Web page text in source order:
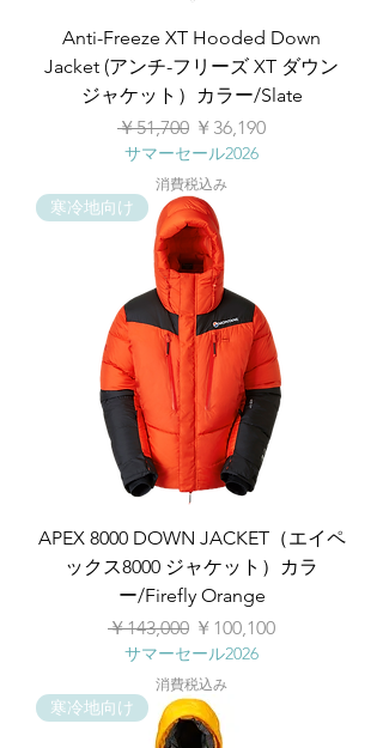
Anti-Freeze XT Hooded Down
Jacket (アンチ-フリーズ XT ダウン
ジャケット）カラー/Slate
通常価格
￥51,700 セール価格
￥36,190
サマーセール2026
消費税込み
寒冷地向け
APEX 8000 DOWN JACKET（エイペ
ックス8000 ジャケット）カラ
ー/Firefly Orange
通常価格
￥143,000 セール価格
￥100,100
サマーセール2026
消費税込み
寒冷地向け